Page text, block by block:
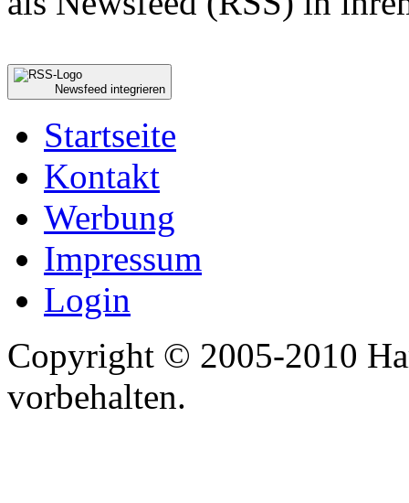
Newsfeed integrieren
Startseite
Kontakt
Werbung
Impressum
Login
Copyright © 2005-2010
vorbehalten.